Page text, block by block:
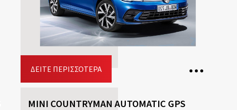
ΔΕΊΤΕ ΠΕΡΙΣΣΌΤΕΡΑ
MINI COUNTRYMAN AUTOMATIC GPS